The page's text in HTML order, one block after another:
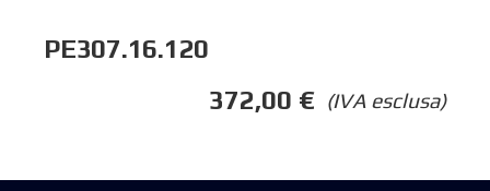
PE307.16.120
(IVA esclusa)
372,00 €